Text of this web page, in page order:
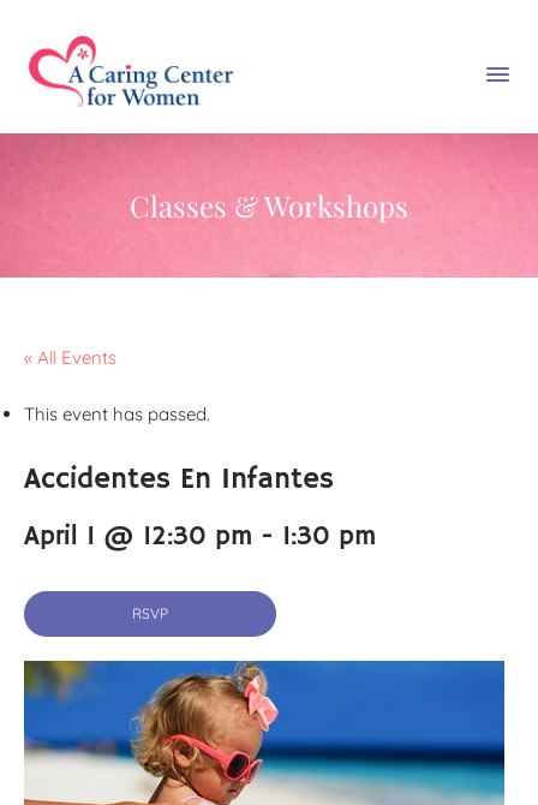
Classes & Workshops
« All Events
This event has passed.
Accidentes En Infantes
April 1 @ 12:30 pm - 1:30 pm
RSVP